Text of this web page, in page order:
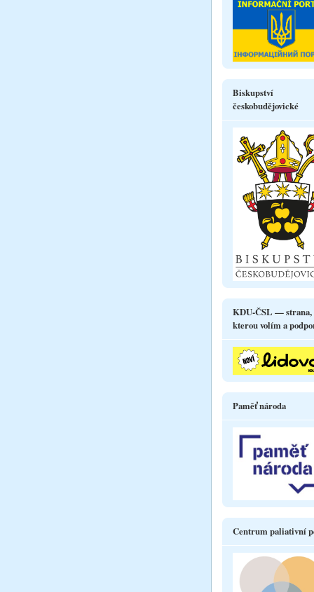
Biskupství
českobudějovické
KDU-ČSL — strana,
kterou volím a
Paměť národa
Centrum paliativní